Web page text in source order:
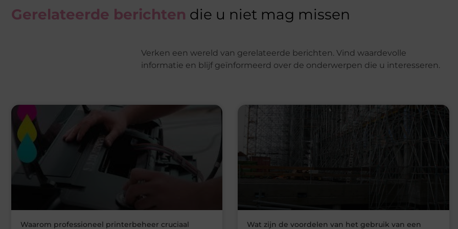
Gerelateerde berichten die u niet mag missen
Verken een wereld van gerelateerde berichten. Vind waardevolle
informatie en blijf geïnformeerd over de onderwerpen die u interesseren.
Waarom professioneel printerbeheer cruciaal
Wat zijn de voordelen van het gebruik van een